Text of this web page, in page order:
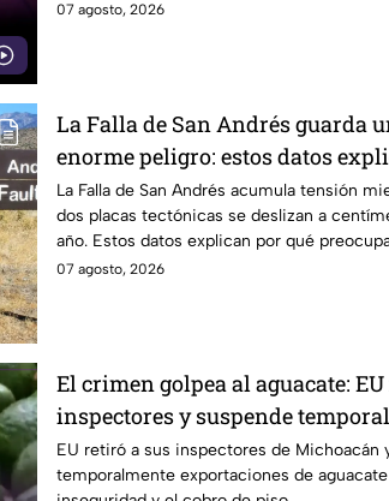
07 agosto, 2026
La Falla de San Andrés guarda
enorme peligro: estos datos
temor científico
La Falla de San Andrés acumula tensión
dos placas tectónicas se deslizan a
año. Estos datos explican por qué
científicos.
07 agosto, 2026
El crimen golpea al aguacate:
inspectores y suspende
exportaciones
EU retiró a sus inspectores de Michoacán
temporalmente exportaciones de